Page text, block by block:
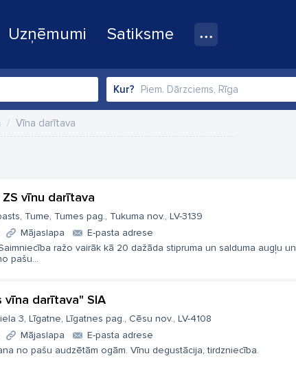
Uzņēmumi Satiksme
Kur?
Vīna darītava
vīnu darītava
Tume, Tumes pag., Tukuma nov., LV-3139
Mājaslapa
E-pasta adrese
ražo vairāk kā 20 dažāda stipruma un salduma augļu un
pašu...
vīna darītava" SIA
3, Līgatne, Līgatnes pag., Cēsu nov., LV-4108
Mājaslapa
E-pasta adrese
no pašu audzētām ogām. Vīnu degustācija, tirdzniecība.